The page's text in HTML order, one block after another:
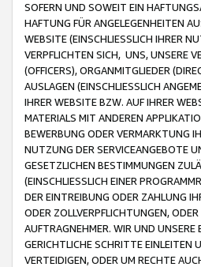
SOFERN UND SOWEIT EIN
HAFTUNG FÜR ANGELEGENHEITEN
WEBSITE (EINSCHLIESSLICH IHRER
VERPFLICHTEN SICH, UNS, UNSERE
(OFFICERS), ORGANMITGLIEDER
AUSLAGEN (EINSCHLIESSLICH
IHRER WEBSITE BZW. AUF IHRER
MATERIALS MIT ANDEREN
BEWERBUNG ODER VERMARKTUNG
NUTZUNG DER SERVICEANGEBOTE
GESETZLICHEN BESTIMMUNGEN
(EINSCHLIESSLICH EINER
DER EINTREIBUNG ODER ZAHLUNG
ODER ZOLLVERPFLICHTUNGEN,
AUFTRAGNEHMER. WIR UND
GERICHTLICHE SCHRITTE EINLEITEN
VERTEIDIGEN, ODER UM RECHTE